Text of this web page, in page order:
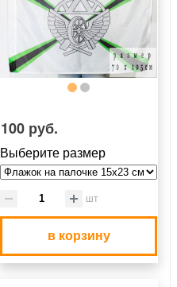
100 руб.
Выберите размер
шт
в корзину